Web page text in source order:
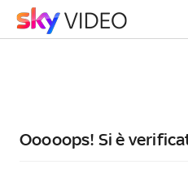
Ooooops! Si è